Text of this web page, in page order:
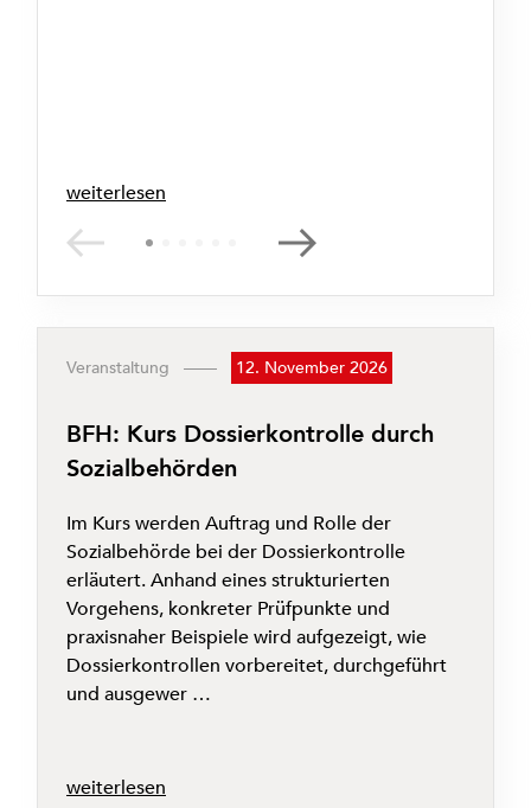
weiterlesen
Veranstaltung 12. November 2026
BFH: Kurs Dossierkontrolle durch
Sozialbehörden
Im Kurs werden Auftrag und Rolle der
Sozialbehörde bei der Dossierkontrolle
erläutert. Anhand eines strukturierten
Vorgehens, konkreter Prüfpunkte und
praxisnaher Beispiele wird aufgezeigt, wie
Dossierkontrollen vorbereitet, durchgeführt
und ausgewer …
weiterlesen